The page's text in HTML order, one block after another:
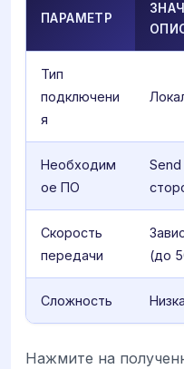
ПАРАМЕТР
Тип
подключени
я
Необходим
ое ПО
Скорость
передачи
(до
Сложность
Нажмите на